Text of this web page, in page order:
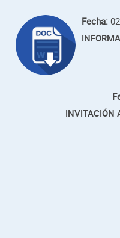
Fecha:
INVITACIÓN